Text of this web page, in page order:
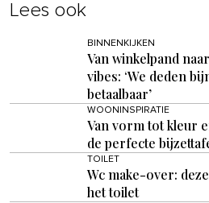
Lees ook
BINNENKIJKEN
Van winkelpand
vibes: ‘We deden
betaalbaar’
WOONINSPIRATIE
Van vorm tot kleur
de perfecte
TOILET
Wc make-over:
het toilet